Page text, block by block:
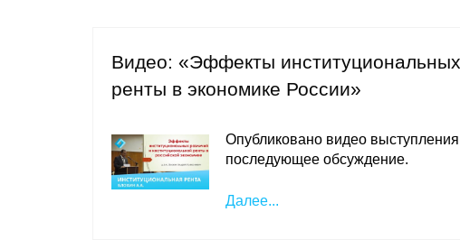
Видео: «Эффекты
ренты в экономике России»
Опубликовано видео
последующее обсуждение.
Далее...